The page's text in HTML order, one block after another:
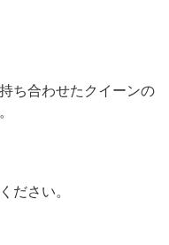
ち合わせたクイーンの
ださい。